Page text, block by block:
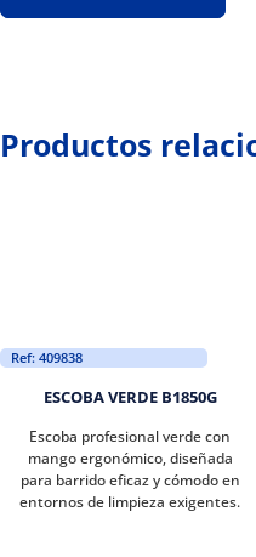
Productos
Ref: 409838
ESCOBA VERDE B1850G
Escoba profesional verde con
mango ergonómico, diseñada
para barrido eficaz y cómodo en
entornos de limpieza exigentes.